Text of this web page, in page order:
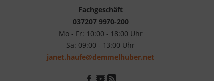
Fachgeschäft
037207 9970-200
Mo - Fr: 10:00 - 18:00 Uhr
Sa: 09:00 - 13:00 Uhr
janet.haufe@demmelhuber.net